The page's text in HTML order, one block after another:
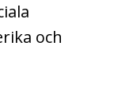
och